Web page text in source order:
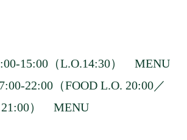
15:00（L.O.14:30） MENU
22:00（FOOD L.O. 20:00／
21:00） MENU